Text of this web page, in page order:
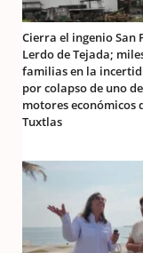
Cierra el ingenio San
Lerdo de Tejada;
familias en la
por colapso de uno
motores económicos
Tuxtlas